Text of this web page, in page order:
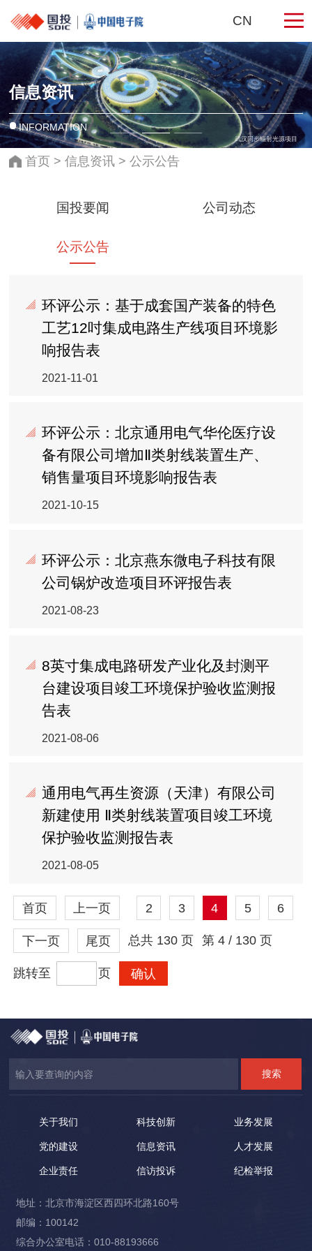
CN
信息资讯
INFORMATION
武汉同步辐射光源项目
首页 > 信息资讯> 公示公告
国投要闻 公司动态
公示公告
环评公示：基于成套国产装备的特色
工艺12吋集成电路生产线项目环境影
响报告表
2021-11-01
环评公示：北京通用电气华伦医疗设
备有限公司增加Ⅱ类射线装置生产、
销售量项目环境影响报告表
2021-10-15
环评公示：北京燕东微电子科技有限
公司锅炉改造项目环评报告表
2021-08-23
8英寸集成电路研发产业化及封测平
台建设项目竣工环境保护验收监测报
告表
2021-08-06
通用电气再生资源（天津）有限公司
新建使用 Ⅱ类射线装置项目竣工环境
保护验收监测报告表
2021-08-05
首页 上一页 2 3 4 5 6
下一页 尾页 总共 130页 第 4 / 130页
跳转至 页
关于我们 科技创新 业务发展
党的建设 信息资讯 人才发展
企业责任 信访投诉 纪检举报
地址：北京市海淀区西四环北路160号
邮编：100142
综合办公室电话：010-88193666